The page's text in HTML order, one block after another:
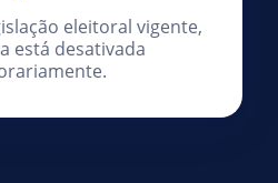
eleitoral vigente,
está desativada